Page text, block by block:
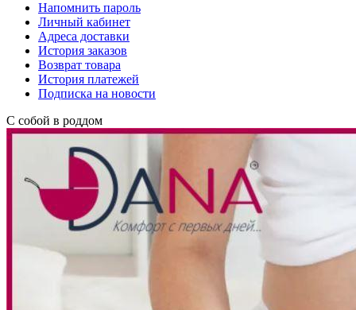
Напомнить пароль
Личный кабинет
Адреса доставки
История заказов
Возврат товара
История платежей
Подписка на новости
С собой в роддом